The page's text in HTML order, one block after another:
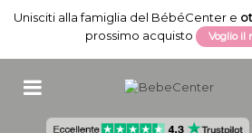
Unisciti alla famiglia del BébéCenter e
prossimo acquisto
Voglio il